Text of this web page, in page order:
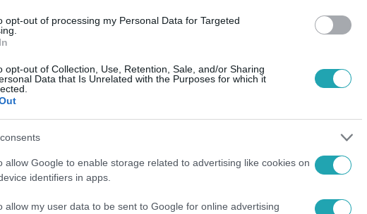
opt-out of processing my Personal Data for Targeted
opt-out of Collection, Use, Retention, Sale, and/or Sharing
Data that Is Unrelated with the Purposes for which it
allow Google to enable storage related to advertising like cookies on
identifiers in apps.
allow my user data to be sent to Google for online advertising
álmából felébredve dobta össze a
tartja a kedve, ma is egyedül
Márton Andrással és Németh
tette élő legendává a legbájosabb arcú
közönséget.
legyen a Google-találatokban!